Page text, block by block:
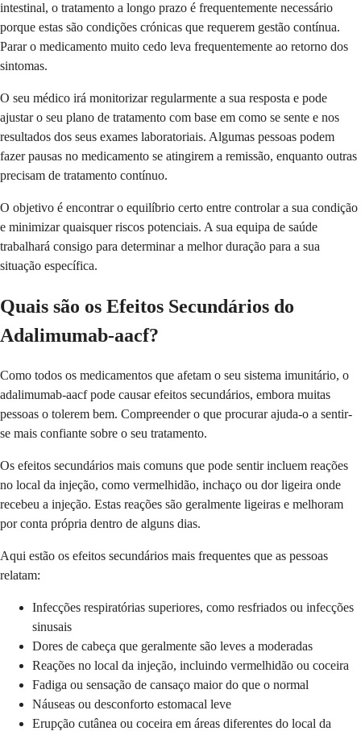
intestinal, o tratamento a longo prazo é frequentemente necessário
porque estas são condições crónicas que requerem gestão contínua.
Parar o medicamento muito cedo leva frequentemente ao retorno dos
sintomas.
O seu médico irá monitorizar regularmente a sua resposta e pode
ajustar o seu plano de tratamento com base em como se sente e nos
resultados dos seus exames laboratoriais. Algumas pessoas podem
fazer pausas no medicamento se atingirem a remissão, enquanto outras
precisam de tratamento contínuo.
O objetivo é encontrar o equilíbrio certo entre controlar a sua condição
e minimizar quaisquer riscos potenciais. A sua equipa de saúde
trabalhará consigo para determinar a melhor duração para a sua
situação específica.
Quais são os Efeitos Secundários do
Adalimumab-aacf?
Como todos os medicamentos que afetam o seu sistema imunitário, o
adalimumab-aacf pode causar efeitos secundários, embora muitas
pessoas o tolerem bem. Compreender o que procurar ajuda-o a sentir-
se mais confiante sobre o seu tratamento.
Os efeitos secundários mais comuns que pode sentir incluem reações
no local da injeção, como vermelhidão, inchaço ou dor ligeira onde
recebeu a injeção. Estas reações são geralmente ligeiras e melhoram
por conta própria dentro de alguns dias.
Aqui estão os efeitos secundários mais frequentes que as pessoas
relatam:
Infecções respiratórias superiores, como resfriados ou infecções
sinusais
Dores de cabeça que geralmente são leves a moderadas
Reações no local da injeção, incluindo vermelhidão ou coceira
Fadiga ou sensação de cansaço maior do que o normal
Náuseas ou desconforto estomacal leve
Erupção cutânea ou coceira em áreas diferentes do local da